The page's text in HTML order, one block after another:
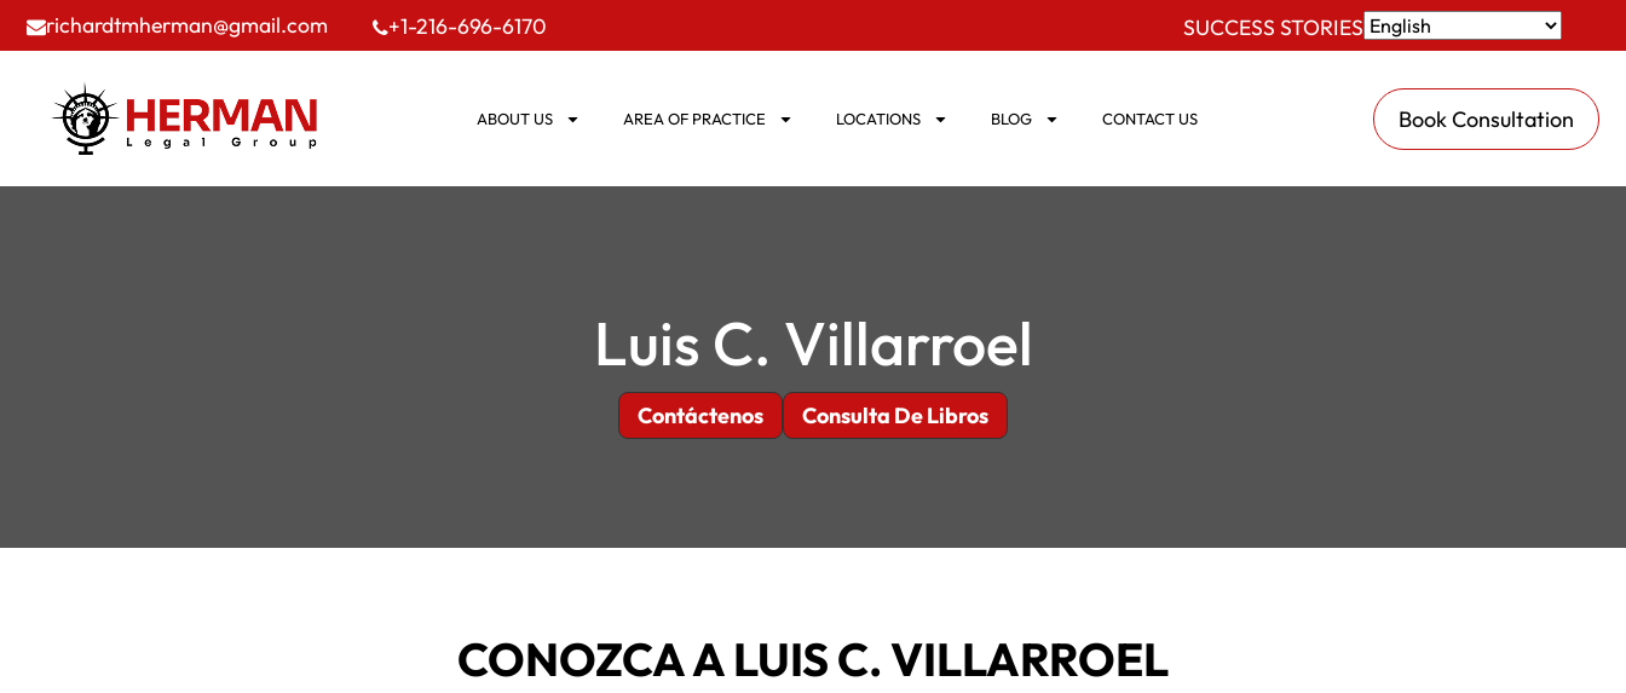
richardtmherman@gmail.com +1-216-696-6170 SUCCESS STORIES
ABOUT US AREA OF PRACTICE LOCATIONS BLOG CONTACT US Book Consultation
Luis C. Villarroel
Contáctenos Consulta De Libros
CONOZCA A LUIS C. VILLARROEL